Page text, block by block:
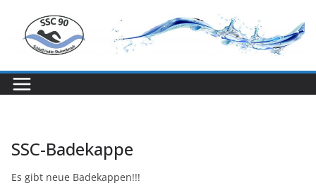
Inhalt
springen
SSC-Badekappe
Es gibt neue Badekappen!!!